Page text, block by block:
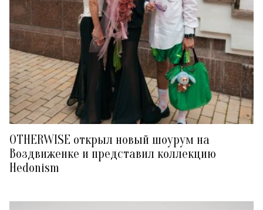
OTHERWISE открыл новый шоурум на
Воздвиженке и представил коллекцию
Hedonism